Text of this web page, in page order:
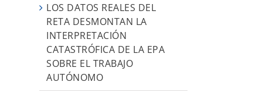
LOS DATOS REALES DEL
RETA DESMONTAN LA
INTERPRETACIÓN
CATASTRÓFICA DE LA EPA
SOBRE EL TRABAJO
AUTÓNOMO